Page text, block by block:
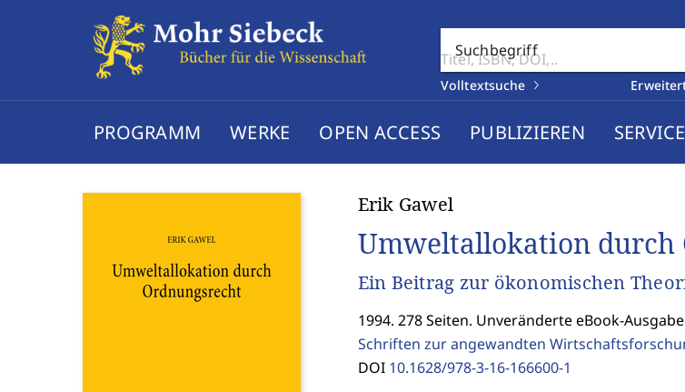
Suchbegriff
Volltextsuche
PROGRAMM WERKE OPEN ACCESS PUBLIZIEREN SERVICE
Erik Gawel
Umweltallokation durch
Ein Beitrag zur ökonomischen
1994. 278 Seiten. Unveränderte eBook-
Schriften zur angewandten
DOI 10.1628/978-3-16-166600-1